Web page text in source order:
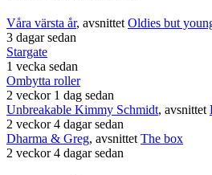
Våra värsta år, avsnittet Oldies but
3 dagar sedan
Stargate
1 vecka sedan
Ombytta roller
2 veckor 1 dag sedan
Unbreakable Kimmy Schmidt, avsnittet
2 veckor 4 dagar sedan
Dharma & Greg, avsnittet The box
2 veckor 4 dagar sedan